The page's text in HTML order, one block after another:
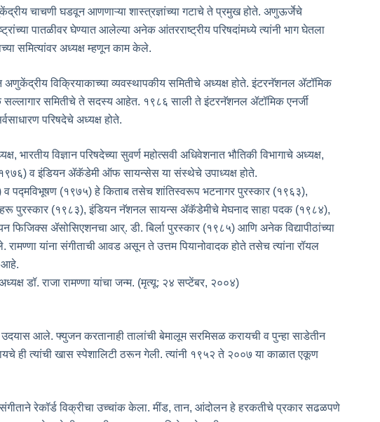
चाचणी घडवून आणणाऱ्या शास्त्रज्ञांच्या गटाचे ते प्रमुख होते. अणुऊर्जेचे
पातळीवर घेण्यात आलेल्या अनेक आंतरराष्ट्रीय परिषदांमध्ये त्यांनी भाग घेतला
समित्यांवर अध्यक्ष म्हणून काम केले.
अणुकेंद्रीय विक्रियाकाच्या व्यवस्थापकीय समितीचे अध्यक्ष होते. इंटरनॅशनल ॲटॉमिक
सल्लागार समितीचे ते सदस्य आहेत. १९८६ साली ते इंटरनॅशनल ॲटॉमिक एनर्जी
परिषदेचे अध्यक्ष होते.
भारतीय विज्ञान परिषदेच्या सुवर्ण महोत्सवी अधिवेशनात भौतिकी विभागाचे अध्यक्ष,
व इंडियन ॲकॅडेमी ऑफ सायन्सेस या संस्थेचे उपाध्यक्ष होते.
पद्मविभूषण (१९७५) हे किताब तसेच शांतिस्वरूप भटनागर पुरस्कार (१९६३),
पुरस्कार (१९८३), इंडियन नॅशनल सायन्स ॲकॅडेमीचे मेघनाद साहा पदक (१९८४),
ॲसोसिएशनचा आर्. डी. बिर्ला पुरस्कार (१९८५) आणि अनेक विद्यापीठांच्या
रामण्णा यांना संगीताची आवड असून ते उत्तम पियानोवादक होते तसेच त्यांना रॉयल
आहे.
डॉ. राजा रामण्णा यांचा जन्म. (मृत्यू: २४ सप्टेंबर, २००४)
उदयास आले. फ्युजन करतानाही तालांची बेमालूम सरमिसळ करायची व पुन्हा साडेतीन
ही त्यांची खास स्पेशालिटी ठरून गेली. त्यांनी १९५२ ते २००७ या काळात एकूण
संगीताने रेकॉर्ड विक्रीचा उच्चांक केला. मींड, तान, आंदोलन हे हरकतीचे प्रकार सढळपणे